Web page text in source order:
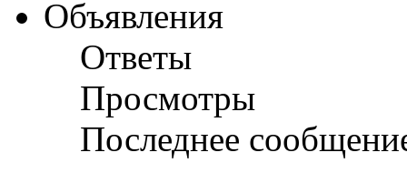
Объявления
Ответы
Просмотры
Последнее